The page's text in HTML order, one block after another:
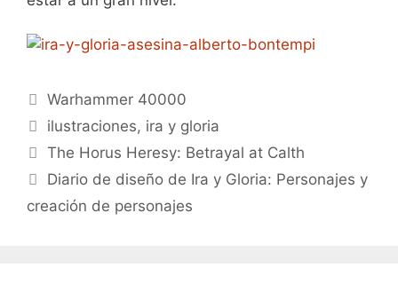
Categorías
Warhammer 40000
Etiquetas
ilustraciones, ira y gloria
The Horus Heresy: Betrayal at Calth
Diario de diseño de Ira y Gloria: Personajes y
creación de personajes